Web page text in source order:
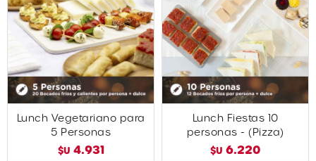
Lunch Vegetariano para
5 Personas
$U 4.931
Lunch Fiestas 10
personas - (Pizza)
$U 6.220